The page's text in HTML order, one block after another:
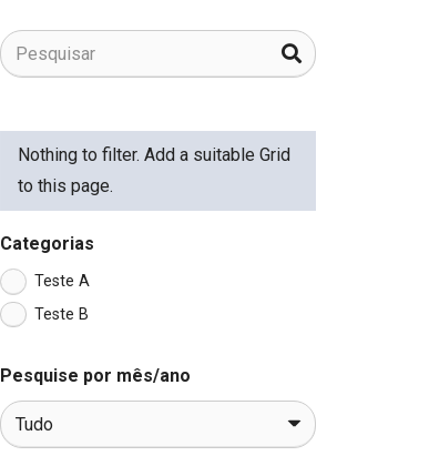
Nothing to filter. Add a suitable Grid
to this page.
Categorias
Teste A
Teste B
Pesquise por mês/ano